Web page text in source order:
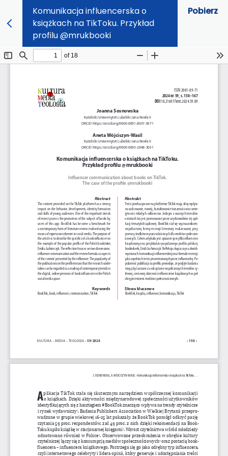
Komunikacja influencerska o
książkach na TikToku. Przykład
profilu @mrukbooki
Pobierz